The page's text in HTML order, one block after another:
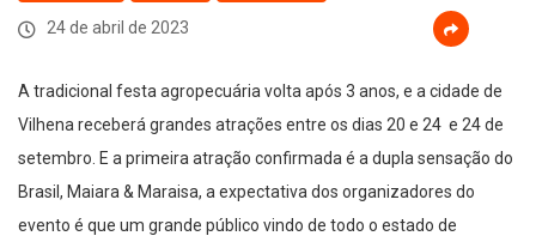
24 de abril de 2023
A tradicional festa agropecuária volta após 3 anos, e a cidade de
Vilhena receberá grandes atrações entre os dias 20 e 24 e 24 de
setembro. E a primeira atração confirmada é a dupla sensação do
Brasil, Maiara & Maraisa, a expectativa dos organizadores do
evento é que um grande público vindo de todo o estado de